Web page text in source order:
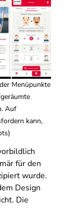
Menüpunkte
Auf
kann,
für den
wurde.
Design
Die